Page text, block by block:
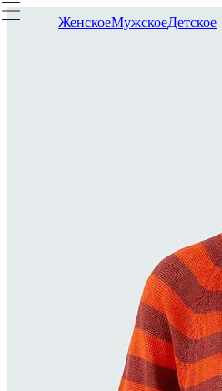
ЖенскоеМужскоеДетское